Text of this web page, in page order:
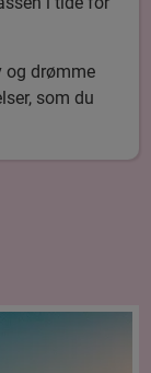
og drømme
som du